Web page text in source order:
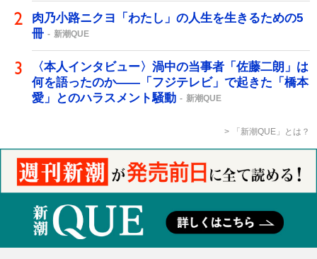
肉乃小路ニクヨ「わたし」の人生を生きるための5
冊
新潮QUE
〈本人インタビュー〉渦中の当事者「佐藤二朗」は
何を語ったのか――「フジテレビ」で起きた「橋本
愛」とのハラスメント騒動
新潮QUE
「新潮QUE」とは？